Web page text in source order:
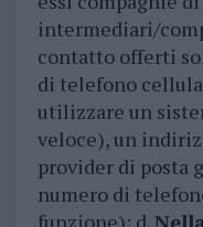
intermediari/
contatto offerti
di telefono
utilizzare un
veloce), un
provider di posta
numero di
funzione); d.